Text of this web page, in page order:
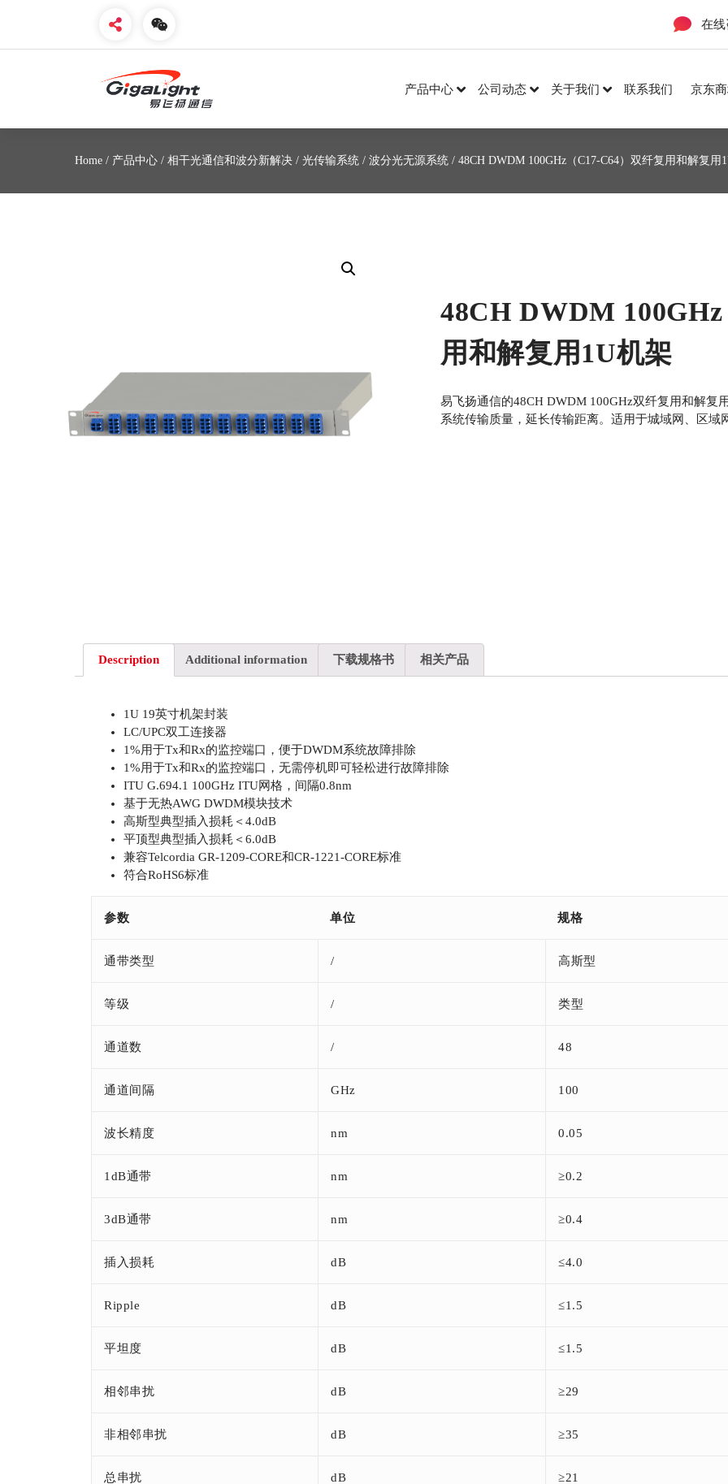
在线
产品中心 公司动态 关于我们 联系我们 京东
Home / 产品中心 / 相干光通信和波分新解决 / 光传输系统 / 波分光无源系统 / 48CH DWDM 100GHz（C17-C64）双纤复用和解复用
48CH DWDM
用和解复用1U机架
易飞扬通信的48CH DWDM 100GHz双纤复用和解复
系统传输质量，延长传输距离。适用于城域网、区域
Description Additional information 下载规格书 相关产品
1U 19英寸机架封装
LC/UPC双工连接器
1%用于Tx和Rx的监控端口，便于DWDM系统故障排除
1%用于Tx和Rx的监控端口，无需停机即可轻松进行故障排除
ITU G.694.1 100GHz ITU网格，间隔0.8nm
基于无热AWG DWDM模块技术
高斯型典型插入损耗＜4.0dB
平顶型典型插入损耗＜6.0dB
兼容Telcordia GR-1209-CORE和CR-1221-CORE标准
符合RoHS6标准
参数 单位 规格
通带类型 / 高斯型
等级 / 类型
通道数 / 48
通道间隔 GHz 100
波长精度 nm 0.05
1dB通带 nm ≥0.2
3dB通带 nm ≥0.4
插入损耗 dB ≤4.0
Ripple dB ≤1.5
平坦度 dB ≤1.5
相邻串扰 dB ≥29
非相邻串扰 dB ≥35
总串扰 dB ≥21